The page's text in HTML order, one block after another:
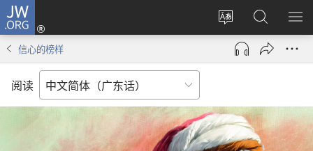
JW.ORG
更
改
网
言
登
录
（打
口）
搜
索
JW.ORG
显
信心的榜样
阅读